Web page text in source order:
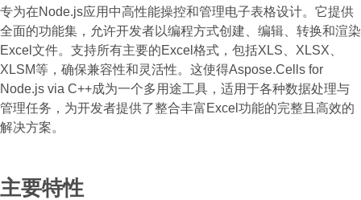
专为在Node.js应用中高性能操控和管理电子表格设计。它提供
全面的功能集，允许开发者以编程方式创建、编辑、转换和渲染
Excel文件。支持所有主要的Excel格式，包括XLS、XLSX、
XLSM等，确保兼容性和灵活性。这使得Aspose.Cells for
Node.js via C++成为一个多用途工具，适用于各种数据处理与
管理任务，为开发者提供了整合丰富Excel功能的完整且高效的
解决方案。
主要特性